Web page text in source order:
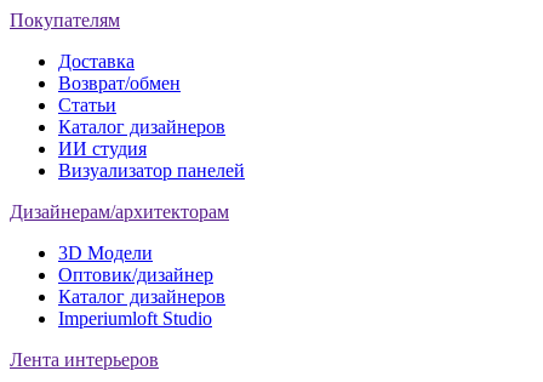
Покупателям
Доставка
Возврат/обмен
Статьи
Каталог дизайнеров
ИИ студия
Визуализатор панелей
Дизайнерам/архитекторам
3D Модели
Оптовик/дизайнер
Каталог дизайнеров
Imperiumloft Studio
Лента интерьеров